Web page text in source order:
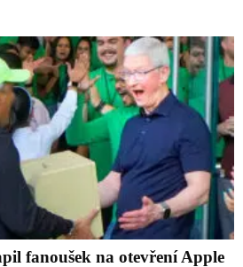
fanoušek na otevření Apple